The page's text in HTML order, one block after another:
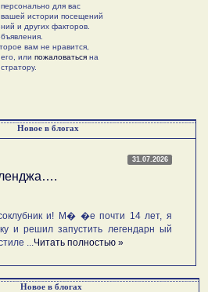
для вас
истории посещений
и других факторов.
вам не нравится,
или пожаловаться на
Новое в блогах
31.07.2026
и! М� �е почти 14 лет, я
и решил запустить легендарн ый
... Читать полностью »
Новое в блогах